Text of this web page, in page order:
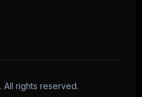
. All rights reserved.